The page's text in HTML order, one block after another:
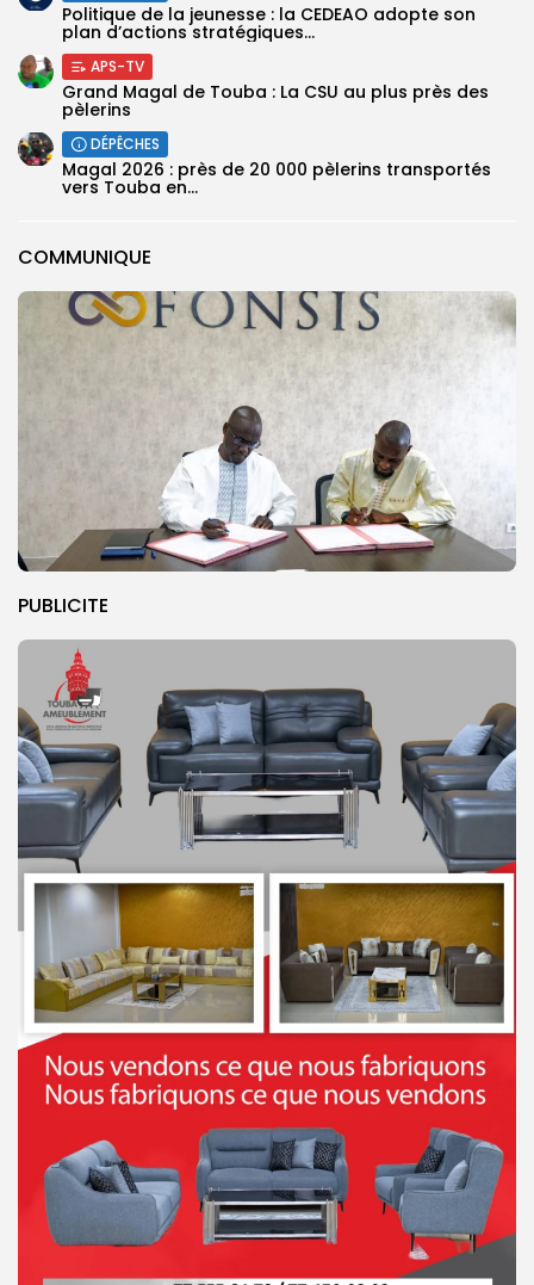
COMMUNIQUE
PUBLICITE
Politique de la jeunesse : la CEDEAO adopte son
plan d’actions stratégiques...
APS-TV
Grand Magal de Touba : La CSU au plus près des
pèlerins
DÉPÊCHES
Magal 2026 : près de 20 000 pèlerins transportés
vers Touba en...